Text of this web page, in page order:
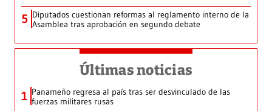
5 Diputados cuestionan reformas al reglamento interno de la
Asamblea tras aprobación en segundo debate
Últimas noticias
1 Panameño regresa al país tras ser desvinculado de las
fuerzas militares rusas